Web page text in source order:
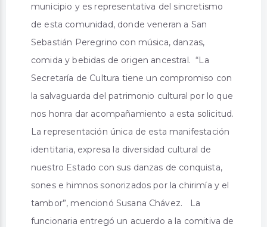
municipio y es representativa del sincretismo
de esta comunidad, donde veneran a San
Sebastián Peregrino con música, danzas,
comida y bebidas de origen ancestral. “La
Secretaría de Cultura tiene un compromiso con
la salvaguarda del patrimonio cultural por lo que
nos honra dar acompañamiento a esta solicitud.
La representación única de esta manifestación
identitaria, expresa la diversidad cultural de
nuestro Estado con sus danzas de conquista,
sones e himnos sonorizados por la chirimía y el
tambor”, mencionó Susana Chávez. La
funcionaria entregó un acuerdo a la comitiva de